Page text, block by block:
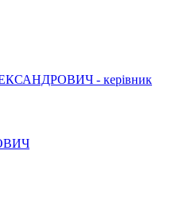
- керівник